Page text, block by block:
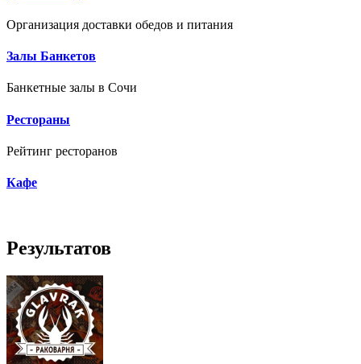
Организация доставки обедов и питания
Залы Банкетов
Банкетные залы в Сочи
Рестораны
Рейтинг ресторанов
Кафе
Результатов